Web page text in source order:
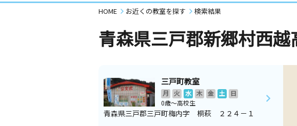
HOME お近くの教室を探す 検索結果
青森県三戸郡新郷村西越
三戸町教室
月 火 水 木 金 土
日
0歳～高校生
青森県三戸郡三戸町梅内字 桐萩 ２２４－１